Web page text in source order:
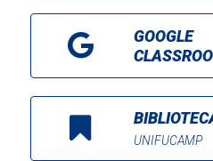
GOOGLE
UNIFUCAMP